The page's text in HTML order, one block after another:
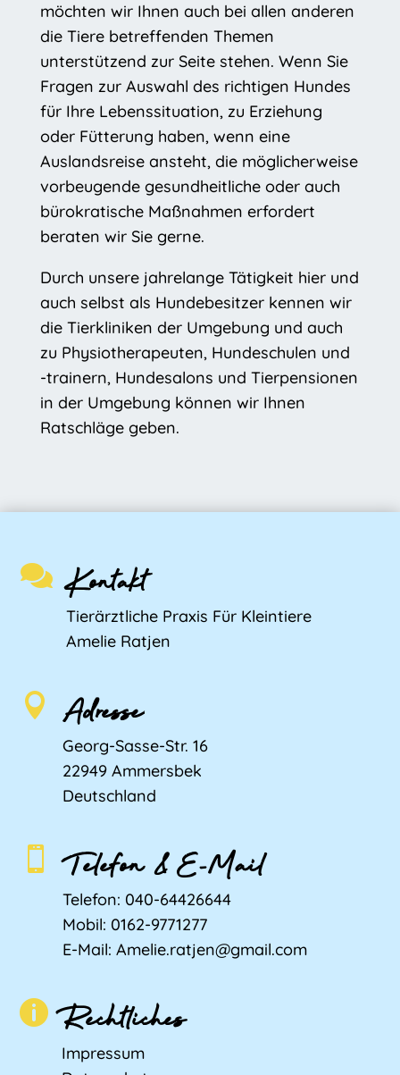
möchten wir Ihnen auch bei allen anderen
die Tiere betreffenden Themen
unterstützend zur Seite stehen. Wenn Sie
Fragen zur Auswahl des richtigen Hundes
für Ihre Lebenssituation, zu Erziehung
oder Fütterung haben, wenn eine
Auslandsreise ansteht, die möglicherweise
vorbeugende gesundheitliche oder auch
bürokratische Maßnahmen erfordert
beraten wir Sie gerne.
Durch unsere jahrelange Tätigkeit hier und
auch selbst als Hundebesitzer kennen wir
die Tierkliniken der Umgebung und auch
zu Physiotherapeuten, Hundeschulen und
-trainern, Hundesalons und Tierpensionen
in der Umgebung können wir Ihnen
Ratschläge geben.
 Kontakt
Tierärztliche Praxis Für Kleintiere
Amelie Ratjen
 Adresse
Georg-Sasse-Str. 16
22949 Ammersbek
Deutschland
 Telefon & E-Mail
Telefon: 040-64426644
Mobil: 0162-9771277
E-Mail: Amelie.ratjen@gmail.com
 Rechtliches
Impressum